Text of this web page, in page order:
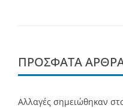
ΠΡΌΣΦΑΤΑ
Αλλαγές σημειώθηκαν